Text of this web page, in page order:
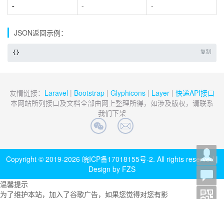
-
- -
JSON返回示例：
复制
{}
友情链接： Laravel | Bootstrap | Glyphicons | Layer | 快递API接口
本网站所列接口及文档全部由网上整理所得，如涉及版权，请联系
我们下架
Copyright © 2019-2026 皖ICP备17018155号-2. All rights reserved |
Design by FZS
温馨提示
为了维护本站，加入了谷歌广告，如果您觉得对您有影